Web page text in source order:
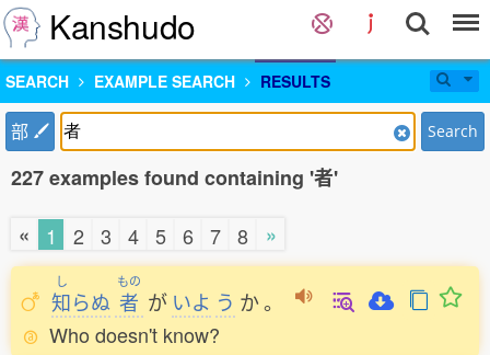
Kanshudo
SEARCH EXAMPLE SEARCH RESULTS
部 Search
227 examples found containing '者'
« 1 2 3 4 5 6 7 8 »
し
知らぬ
もの
者 が いよ う か。
Who doesn't know?